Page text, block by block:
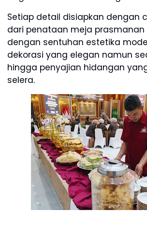
Setiap detail disiapkan dengan
dari penataan meja prasmanan
dengan sentuhan estetika
dekorasi yang elegan namun
hingga penyajian hidangan
selera.